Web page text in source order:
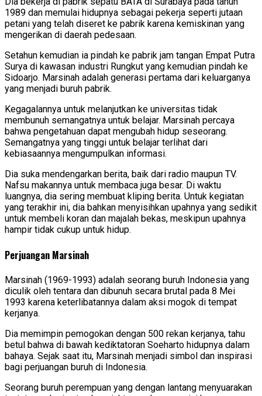
1989 dan memulai hidupnya sebagai pekerja seperti jutaan
petani yang telah diseret ke pabrik karena kemiskinan yang
mengerikan di daerah pedesaan.
Setahun kemudian ia pindah ke pabrik jam tangan Empat Putra
Surya di kawasan industri Rungkut yang kemudian pindah ke
Sidoarjo. Marsinah adalah generasi pertama dari keluarganya
yang menjadi buruh pabrik.
Kegagalannya untuk melanjutkan ke universitas tidak
membunuh semangatnya untuk belajar. Marsinah percaya
bahwa pengetahuan dapat mengubah hidup seseorang.
Semangatnya yang tinggi untuk belajar terlihat dari
kebiasaannya mengumpulkan informasi.
Dia suka mendengarkan berita, baik dari radio maupun TV.
Nafsu makannya untuk membaca juga besar. Di waktu
luangnya, dia sering membuat kliping berita. Untuk kegiatan
yang terakhir ini, dia bahkan menyisihkan upahnya yang sedikit
untuk membeli koran dan majalah bekas, meskipun upahnya
hampir tidak cukup untuk hidup.
Perjuangan Marsinah
Marsinah (1969-1993) adalah seorang buruh Indonesia yang
diculik oleh tentara dan dibunuh secara brutal pada 8 Mei
1993 karena keterlibatannya dalam aksi mogok di tempat
kerjanya.
Dia memimpin pemogokan dengan 500 rekan kerjanya, tahu
betul bahwa di bawah kediktatoran Soeharto hidupnya dalam
bahaya. Sejak saat itu, Marsinah menjadi simbol dan inspirasi
bagi perjuangan buruh di Indonesia.
Seorang buruh perempuan yang dengan lantang menyuarakan